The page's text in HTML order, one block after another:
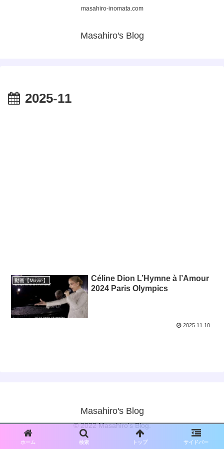
masahiro-inomata.com
Masahiro's Blog
2025-11
動画【Movie】
Céline Dion L’Hymne à l’Amour
2024 Paris Olympics
2025.11.10
Masahiro's Blog
© 2022 Masahiro's Blog.
ホーム 検索 トップ サイドバー